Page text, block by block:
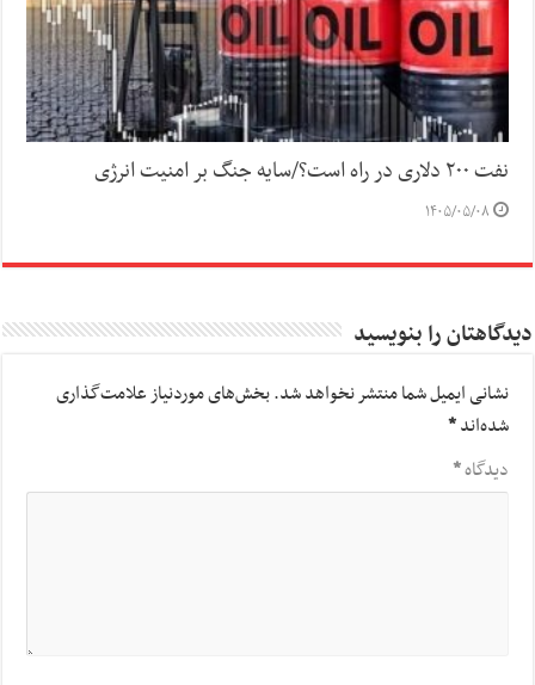
نفت ۲۰۰ دلاری در راه است؟/سایه جنگ بر امنیت انرژی
۱۴۰۵/۰۵/۰۸
دیدگاهتان را بنویسید
نشانی ایمیل شما منتشر نخواهد شد.بخش‌های موردنیاز علامت‌گذاری
شده‌اند*
دیدگاه*